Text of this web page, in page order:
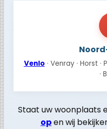
Venlo · Venray · Horst ·
·
Staat uw woonplaats
open wij